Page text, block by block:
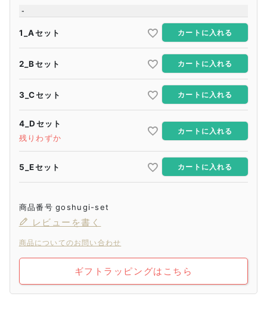
-
1_Aセット カートに入れる
2_Bセット カートに入れる
3_Cセット カートに入れる
4_Dセット
残りわずか
カートに入れる
5_Eセット カートに入れる
商品番号 goshugi-set
レビューを書く
商品についてのお問い合わせ
ギフトラッピングはこちら